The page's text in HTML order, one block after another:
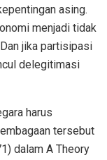
asing.
menjadi tidak
jika partisipasi
delegitimasi
harus
tersebut
dalam A Theory